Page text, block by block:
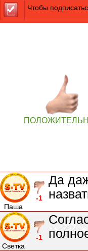
Чтобы
Паша
-1
Да
Светка
-1